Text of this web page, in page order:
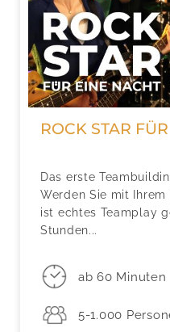
ROCK STAR
Das erste
Werden Sie mit Ihrem
ist echtes Teamplay
Stunden...
ab 60 Minuten
5-1.000